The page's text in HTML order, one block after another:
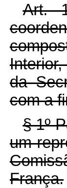
Art.
da
com a
§ 1º
um
França.